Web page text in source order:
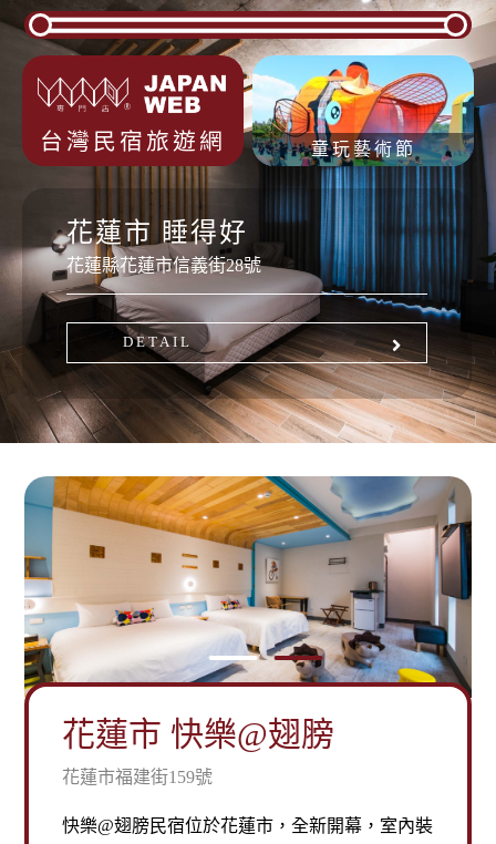
台灣民宿旅遊網 童玩藝術節
花蓮市 睡得好
花蓮縣花蓮市信義街28號
DETAIL
壯圍張宅
宜蘭縣壯圍鄉過嶺路1巷36號
壯圍張宅為宜蘭特色名師設計建築，採三合院